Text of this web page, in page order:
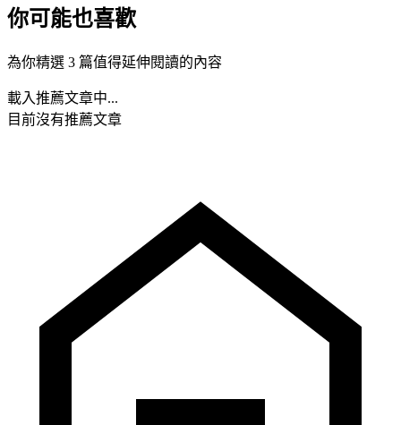
你可能也喜歡
為你精選 3 篇值得延伸閱讀的內容
載入推薦文章中...
目前沒有推薦文章